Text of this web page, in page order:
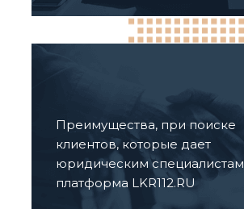
Преимущества, при поиске
клиентов, которые дает
юридическим специалистам
платформа LKR112.RU